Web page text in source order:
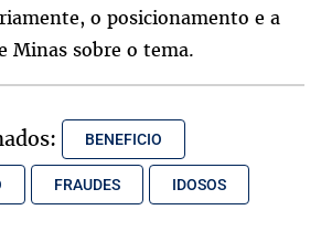
o posicionamento e a
Minas sobre o tema.
BENEFICIO
FRAUDES IDOSOS